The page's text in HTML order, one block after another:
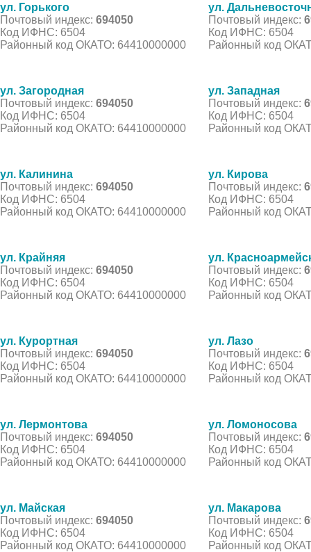
ул. Горького
Почтовый индекс: 694050
Код ИФНС: 6504
Районный код ОКАТО: 64410000000
ул.
Почтовый индекс:
Код ИФНС: 6504
Районный код
ул. Загородная
Почтовый индекс: 694050
Код ИФНС: 6504
Районный код ОКАТО: 64410000000
ул. Западная
Почтовый индекс:
Код ИФНС: 6504
Районный код
ул. Калинина
Почтовый индекс: 694050
Код ИФНС: 6504
Районный код ОКАТО: 64410000000
ул. Кирова
Почтовый индекс:
Код ИФНС: 6504
Районный код
ул. Крайняя
Почтовый индекс: 694050
Код ИФНС: 6504
Районный код ОКАТО: 64410000000
ул.
Почтовый индекс:
Код ИФНС: 6504
Районный код
ул. Курортная
Почтовый индекс: 694050
Код ИФНС: 6504
Районный код ОКАТО: 64410000000
ул. Лазо
Почтовый индекс:
Код ИФНС: 6504
Районный код
ул. Лермонтова
Почтовый индекс: 694050
Код ИФНС: 6504
Районный код ОКАТО: 64410000000
ул. Ломоносова
Почтовый индекс:
Код ИФНС: 6504
Районный код
ул. Майская
Почтовый индекс: 694050
Код ИФНС: 6504
Районный код ОКАТО: 64410000000
ул. Макарова
Почтовый индекс:
Код ИФНС: 6504
Районный код